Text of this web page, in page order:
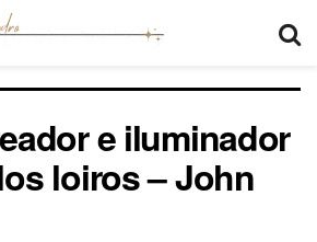
e iluminador
loiros – John